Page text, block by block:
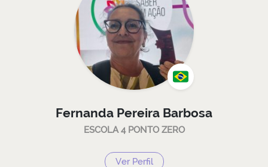
Fernanda Pereira Barbosa
ESCOLA 4 PONTO ZERO
Ver Perfil